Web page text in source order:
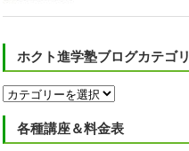
ホクト進学塾ブログカテゴリ
ホ
ク
ト
学
各種講座＆料金表